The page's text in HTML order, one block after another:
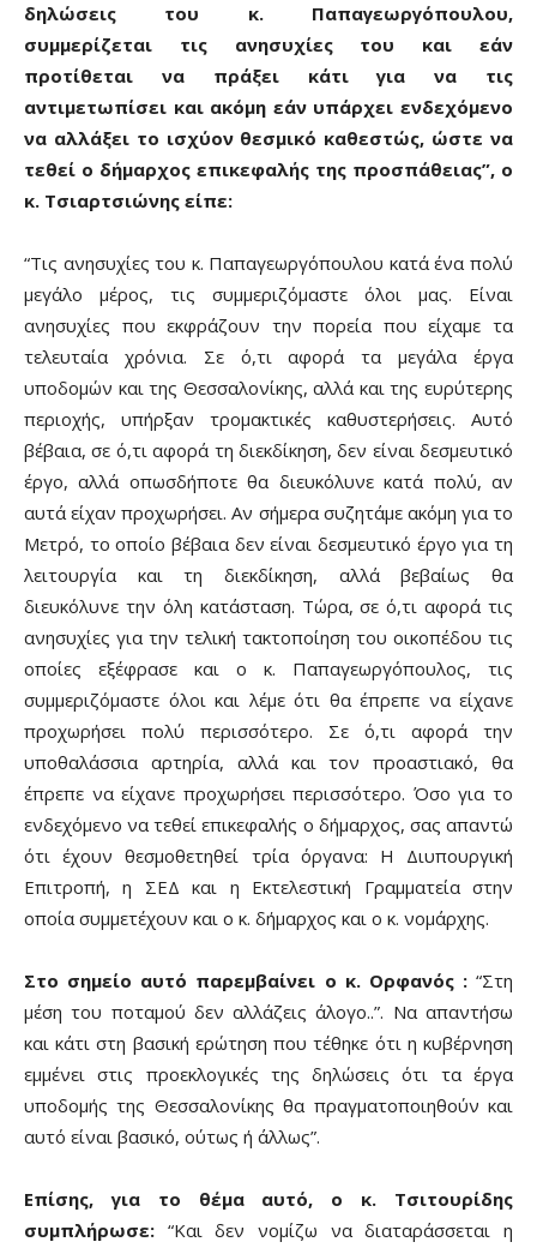
δηλώσεις του κ. Παπαγεωργόπουλου,
συμμερίζεται τις ανησυχίες του και εάν
προτίθεται να πράξει κάτι για να τις
αντιμετωπίσει και ακόμη εάν υπάρχει ενδεχόμενο
να αλλάξει το ισχύον θεσμικό καθεστώς, ώστε να
τεθεί ο δήμαρχος επικεφαλής της προσπάθειας”, ο
κ. Τσιαρτσιώνης είπε:
“Τις ανησυχίες του κ. Παπαγεωργόπουλου κατά ένα πολύ
μεγάλο μέρος, τις συμμεριζόμαστε όλοι μας. Είναι
ανησυχίες που εκφράζουν την πορεία που είχαμε τα
τελευταία χρόνια. Σε ό,τι αφορά τα μεγάλα έργα
υποδομών και της Θεσσαλονίκης, αλλά και της ευρύτερης
περιοχής, υπήρξαν τρομακτικές καθυστερήσεις. Αυτό
βέβαια, σε ό,τι αφορά τη διεκδίκηση, δεν είναι δεσμευτικό
έργο, αλλά οπωσδήποτε θα διευκόλυνε κατά πολύ, αν
αυτά είχαν προχωρήσει. Αν σήμερα συζητάμε ακόμη για το
Μετρό, το οποίο βέβαια δεν είναι δεσμευτικό έργο για τη
λειτουργία και τη διεκδίκηση, αλλά βεβαίως θα
διευκόλυνε την όλη κατάσταση. Τώρα, σε ό,τι αφορά τις
ανησυχίες για την τελική τακτοποίηση του οικοπέδου τις
οποίες εξέφρασε και ο κ. Παπαγεωργόπουλος, τις
συμμεριζόμαστε όλοι και λέμε ότι θα έπρεπε να είχανε
προχωρήσει πολύ περισσότερο. Σε ό,τι αφορά την
υποθαλάσσια αρτηρία, αλλά και τον προαστιακό, θα
έπρεπε να είχανε προχωρήσει περισσότερο. Όσο για το
ενδεχόμενο να τεθεί επικεφαλής ο δήμαρχος, σας απαντώ
ότι έχουν θεσμοθετηθεί τρία όργανα: Η Διυπουργική
Επιτροπή, η ΣΕΔ και η Εκτελεστική Γραμματεία στην
οποία συμμετέχουν και ο κ. δήμαρχος και ο κ. νομάρχης.
Στο σημείο αυτό παρεμβαίνει ο κ. Ορφανός :“Στη
μέση του ποταμού δεν αλλάζεις άλογο..”. Να απαντήσω
και κάτι στη βασική ερώτηση που τέθηκε ότι η κυβέρνηση
εμμένει στις προεκλογικές της δηλώσεις ότι τα έργα
υποδομής της Θεσσαλονίκης θα πραγματοποιηθούν και
αυτό είναι βασικό, ούτως ή άλλως”.
Επίσης, για το θέμα αυτό, ο κ. Τσιτουρίδης
συμπλήρωσε: “Και δεν νομίζω να διαταράσσεται η